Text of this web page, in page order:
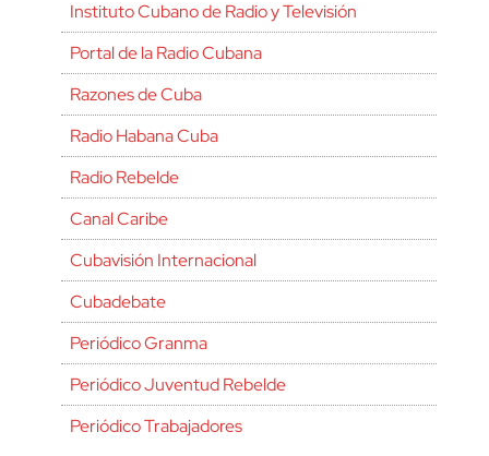
Instituto Cubano de Radio y Televisión
Portal de la Radio Cubana
Razones de Cuba
Radio Habana Cuba
Radio Rebelde
Canal Caribe
Cubavisión Internacional
Cubadebate
Periódico Granma
Periódico Juventud Rebelde
Periódico Trabajadores